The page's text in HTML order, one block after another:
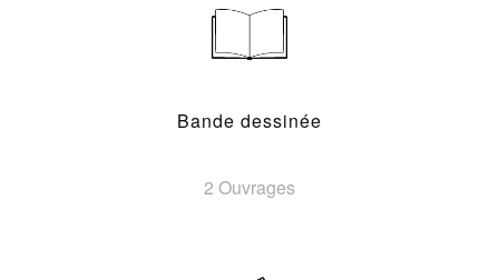
Bande dessinée
2 Ouvrages